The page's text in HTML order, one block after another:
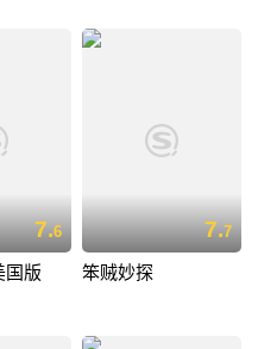
7.6
国版
7.7
笨贼妙探